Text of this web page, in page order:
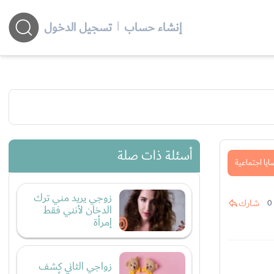
إنشاء حساب | تسجيل الدخول
اجتماعية
0 شارك
أسئلة ذات صلة
زوجي يريد مني ترك
الدخان لأنني فقط
إمرأة
زواجي الثاني كشف